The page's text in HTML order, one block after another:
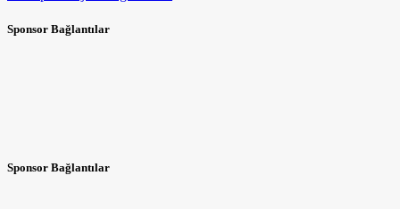
Sponsor Bağlantılar
Sponsor Bağlantılar